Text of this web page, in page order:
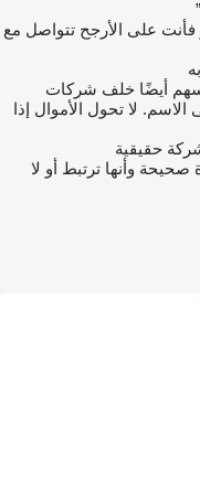
فأنت على الأرجح تتواصل مع
أيضًا خلف شركات
لا تحول الأموال إذا
حقيقية
صحيحة وأنها ترتبط أو لا